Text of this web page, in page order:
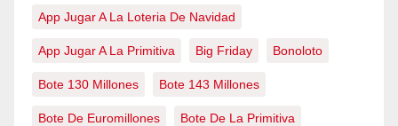
App Jugar A La Loteria De Navidad
App Jugar A La Primitiva Big Friday Bonoloto
Bote 130 Millones Bote 143 Millones
Bote De Euromillones Bote De La Primitiva